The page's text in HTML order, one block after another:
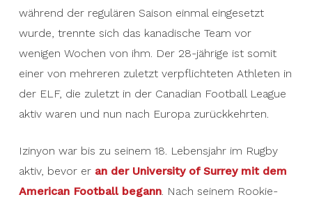
während der regulären Saison einmal eingesetzt
wurde, trennte sich das kanadische Team vor
wenigen Wochen von ihm. Der 28-jährige ist somit
einer von mehreren zuletzt verpflichteten Athleten in
der ELF, die zuletzt in der Canadian Football League
aktiv waren und nun nach Europa zurückkehrten.
Izinyon war bis zu seinem 18. Lebensjahr im Rugby
aktiv, bevor er an der University of Surrey mit dem
American Football begann. Nach seinem Rookie-